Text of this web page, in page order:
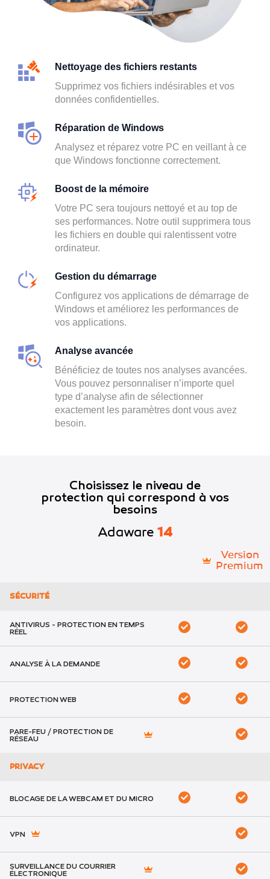
Nettoyage des fichiers restants
Supprimez vos fichiers indésirables et vos
données confidentielles.
Réparation de Windows
Analysez et réparez votre PC en veillant à ce
que Windows fonctionne correctement.
Boost de la mémoire
Votre PC sera toujours nettoyé et au top de
ses performances. Notre outil supprimera tous
les fichiers en double qui ralentissent votre
ordinateur.
Gestion du démarrage
Configurez vos applications de démarrage de
Windows et améliorez les performances de
vos applications.
Analyse avancée
Bénéficiez de toutes nos analyses avancées.
Vous pouvez personnaliser n’importe quel
type d’analyse afin de sélectionner
exactement les paramètres dont vous avez
besoin.
Choisissez le niveau de
protection qui correspond à vos
besoins
Adaware 14
Version
Premium
SÉCURITÉ
ANTIVIRUS - PROTECTION EN TEMPS
RÉEL
ANALYSE À LA DEMANDE
PROTECTION WEB
PARE-FEU / PROTECTION DE
RÉSEAU
PRIVACY
BLOCAGE DE LA WEBCAM ET DU MICRO
VPN
SURVEILLANCE DU COURRIER
ÉLECTRONIQUE